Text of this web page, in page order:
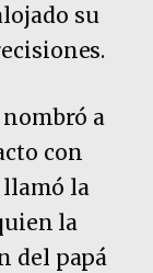
su
a
con
llamó la
la
del papá